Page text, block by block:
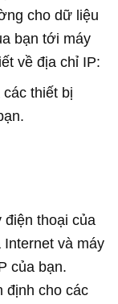
cho dữ liệu
bạn tới máy
về địa chỉ IP:
thiết bị
điện thoại của
và máy
của bạn.
định cho các